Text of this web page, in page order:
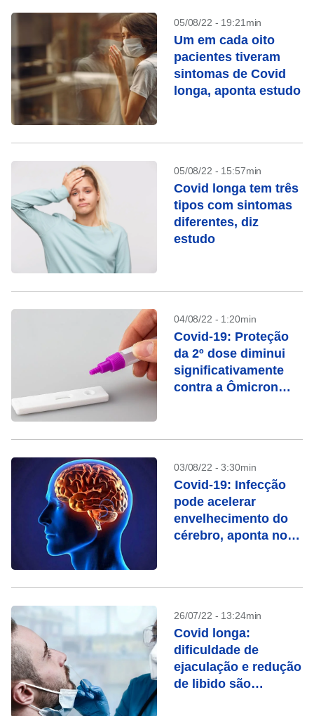
05/08/22 - 19:21min
Um em cada oito
pacientes tiveram
sintomas de Covid
longa, aponta estudo
05/08/22 - 15:57min
Covid longa tem três
tipos com sintomas
diferentes, diz
estudo
04/08/22 - 1:20min
Covid-19: Proteção
da 2º dose diminui
significativamente
contra a Ômicron
03/08/22 - 3:30min
Covid-19: Infecção
pode acelerar
envelhecimento do
cérebro, aponta novo
26/07/22 - 13:24min
Covid longa:
dificuldade de
ejaculação e redução
de libido são